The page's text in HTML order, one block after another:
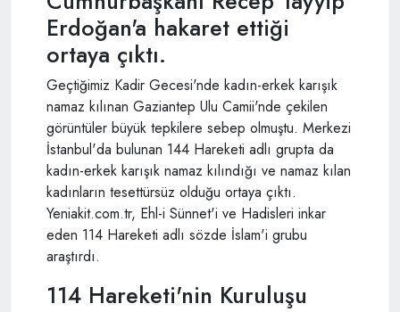
Erdoğan'a hakaret ettiği
ortaya çıktı.
Geçtiğimiz Kadir Gecesi'nde kadın-erkek karışık
namaz kılınan Gaziantep Ulu Camii'nde çekilen
görüntüler büyük tepkilere sebep olmuştu. Merkezi
İstanbul'da bulunan 144 Hareketi adlı grupta da
kadın-erkek karışık namaz kılındığı ve namaz kılan
kadınların tesettürsüz olduğu ortaya çıktı.
Yeniakit.com.tr, Ehl-i Sünnet'i ve Hadisleri inkar
eden 114 Hareketi adlı sözde İslam'i grubu
araştırdı.
114 Hareketi'nin Kuruluşu